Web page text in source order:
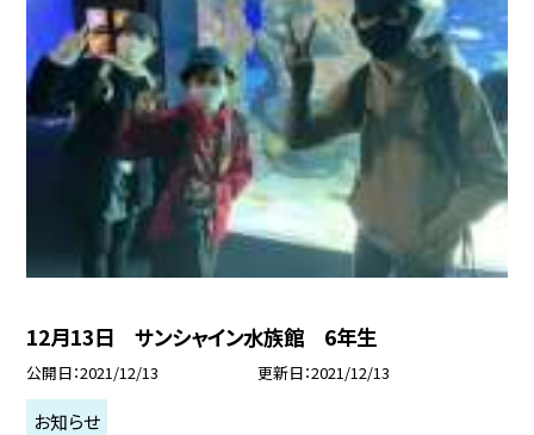
12月13日 サンシャイン水族館 6年生
公開日 2021/12/13 更新日 2021/12/13
お知らせ